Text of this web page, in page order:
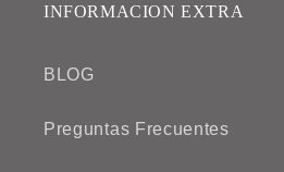
INFORMACION EXTRA
BLOG
Preguntas Frecuentes